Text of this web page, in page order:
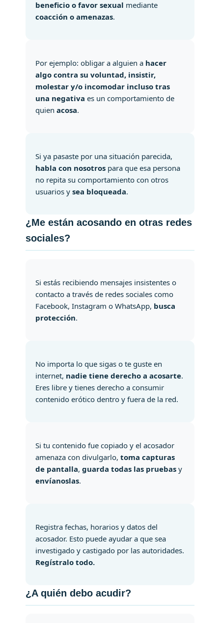
beneficio o favor sexual mediante
coacción o amenazas.
Por ejemplo: obligar a alguien a hacer
algo contra su voluntad, insistir,
molestar y/o incomodar incluso tras
una negativa es un comportamiento de
quienacosa.
Si ya pasaste por una situación parecida,
habla con nosotros para que esa persona
no repita su comportamiento con otros
usuarios ysea bloqueada.
¿Me están acosando en otras redes
sociales?
Si estás recibiendo mensajes insistentes o
contacto a través de redes sociales como
Facebook, Instagram o WhatsApp, busca
protección.
No importa lo que sigas o te guste en
internet, nadie tiene derecho a acosarte.
Eres libre y tienes derecho a consumir
contenido erótico dentro y fuera de la red.
Si tu contenido fue copiado y el acosador
amenaza con divulgarlo,toma capturas
de pantalla,guarda todas las pruebas y
envíanoslas.
Registra fechas, horarios y datos del
acosador. Esto puede ayudar a que sea
investigado y castigado por las autoridades.
Regístralo todo.
¿A quién debo acudir?